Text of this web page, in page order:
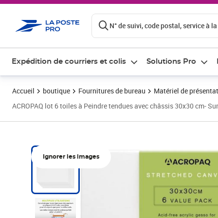
N° de suivi, code postal, service à
Expédition de courriers et colis Solutions Pro
Accueil boutique Fournitures de bureau
Matériel de
ACROPAQ lot 6 toiles à Peindre tendues avec châssis 30x30 cm-
Ignorer les images